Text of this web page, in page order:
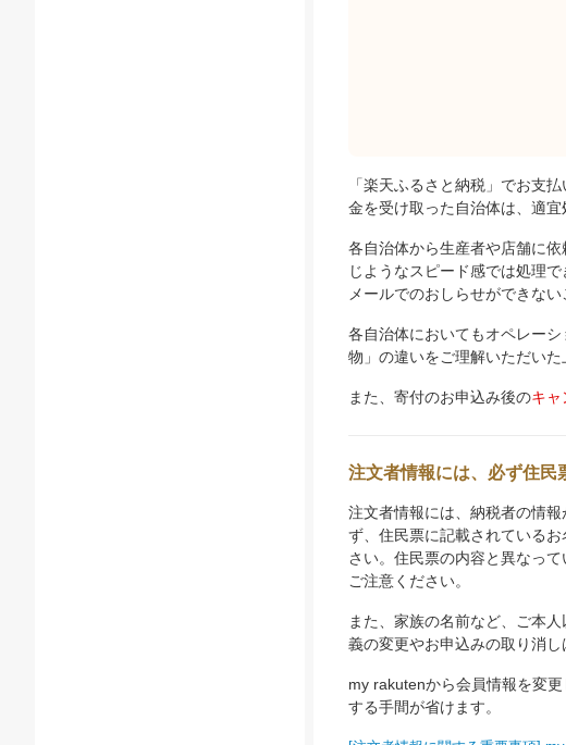
「楽天ふるさと納税」でお支
金を受け取った自治体は、適
各自治体から生産者や店舗に
じようなスピード感では処理
メールでのおしらせができない
各自治体においてもオペレー
物」の違いをご理解いただいた
また、寄付のお申込み後のキャ
注文者情報には、必ず住民
注文者情報には、納税者の情
ず、住民票に記載されている
さい。住民票の内容と異なっ
ご注意ください。
また、家族の名前など、ご本
義の変更やお申込みの取り消し
my rakutenから会員情報を変
する手間が省けます。